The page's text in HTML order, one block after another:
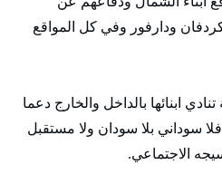
ودارفور وفي كل المواقع
ابنائها بالداخل والخارج دعما
سوداني بلا سودان ولا مستقبل
الاجتماعي.